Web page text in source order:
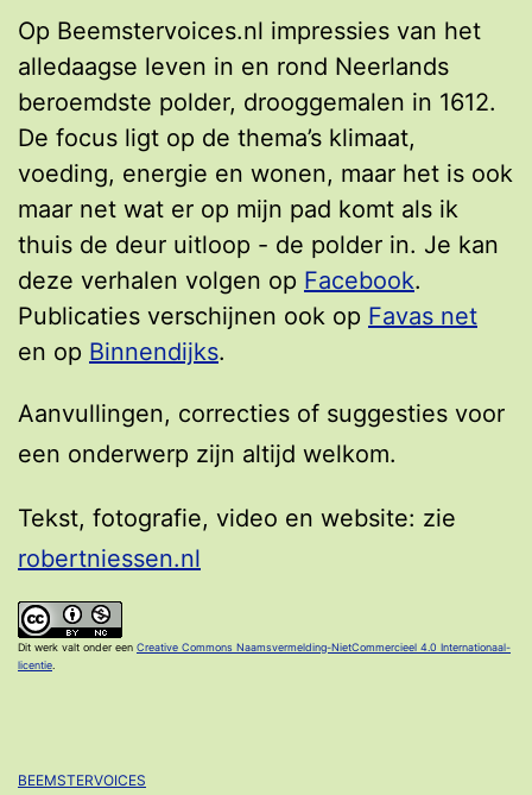
Op Beemstervoices.nl impressies van het
alledaagse leven in en rond Neerlands
beroemdste polder, drooggemalen in 1612.
De focus ligt op de thema’s klimaat,
voeding, energie en wonen, maar het is ook
maar net wat er op mijn pad komt als ik
thuis de deur uitloop - de polder in. Je kan
deze verhalen volgen op Facebook.
Publicaties verschijnen ook op Favas net
en op Binnendijks.
Aanvullingen, correcties of suggesties voor
een onderwerp zijn altijd welkom.
Tekst, fotografie, video en website: zie
robertniessen.nl
Dit werk valt onder een Creative Commons Naamsvermelding-NietCommercieel 4.0 Internationaal-
licentie.
BEEMSTERVOICES